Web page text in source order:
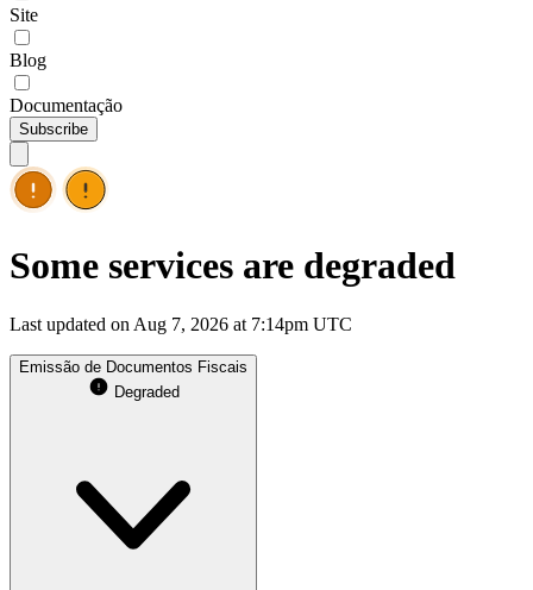
Site
Blog
Documentação
Subscribe
Some services are degraded
Last updated on Aug 7, 2026 at 7:14pm UTC
Emissão de Documentos Fiscais
Degraded